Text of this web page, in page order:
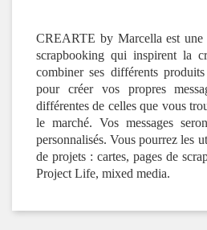
CREARTE by Marcella est une
scrapbooking qui inspirent la
combiner ses différents
pour créer vos propres
différentes de celles que vous
le marché. Vos messages
personnalisés. Vous pourrez les
de projets : cartes, pages de
Project Life, mixed media.